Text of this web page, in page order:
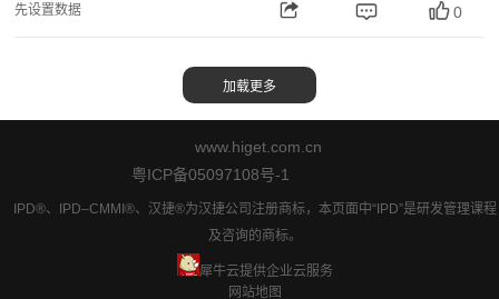
先设置数据 0
www.higet.com.cn
粤ICP备05097108号-1
IPD®、IPD–CMMI®、汉捷®为汉捷公司注册商标，本页面中“IPD”是研发管理课程
及咨询的商标。
犀牛云提供企业云服务
网站地图